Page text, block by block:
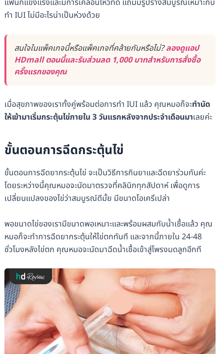
แฟนก็แข็งแรงและมีการเคลื่อนไหวที่ดี แถมมีรูปร่างสมบูรณ์เหมาะกับ
ทำ IUI ไม่มีอะไรน่าเป็นห่วงด้วย
สนใจในแพ็คเกจนี้หรือแพ็คเกจที่คล้ายกันหรือไม่?ลองดูแอป
HDmall ตอนนี้และรับส่วนลด 1,000 บาทสำหรับการสั่งซื้อ
ครั้งแรกของคุณ
เมื่อสุขภาพของเราทั้งคู่พร้อมต่อการทำ IUI แล้ว คุณหมอก็จะทำนัด
ให้เข้ามาเริ่มกระตุ้นไข่ภายใน 3 วันแรกหลังจากประจำเดือนมาเลยค่ะ
ขั้นตอนการฉีดกระตุ้นไข่
ขั้นตอนการฉีดยากระตุ้นไข่ จะเป็นวิธีการกินยาและฉีดยาร่วมกันค่ะ
โดยระหว่างนี้คุณหมอจะนัดมาตรวจที่คลินิกทุกสัปดาห์ เพื่อดูการ
เปลี่ยนแปลงของไข่ว่าสมบูรณ์ดีมั้ย มีขนาดโอเครึเปล่า
พอขนาดไข่ของเรามีขนาดพอเหมาะและพร้อมผสมกับน้ำเชื้อแล้ว คุณ
หมอก็จะทำการฉีดยากระตุ้นให้ไข่ตกทันที และจากนี้ภายใน 24-48
ชั่วโมงหลังไข่ตก คุณหมอจะนัดมาฉีดน้ำเชื้อเข้าสู่โพรงมดลูกอีกที